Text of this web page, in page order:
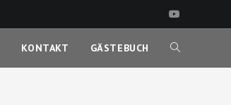
KONTAKT GÄSTEBUCH WEBSITE-